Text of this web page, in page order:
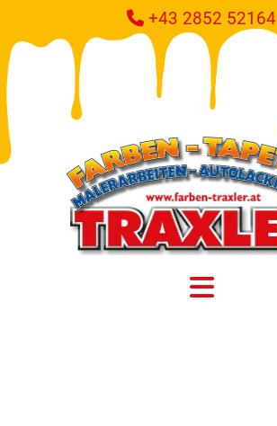
 +43 2852 52164